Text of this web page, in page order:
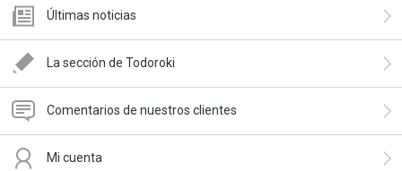
Últimas noticias
La sección de Todoroki
Comentarios de nuestros clientes
Mi cuenta